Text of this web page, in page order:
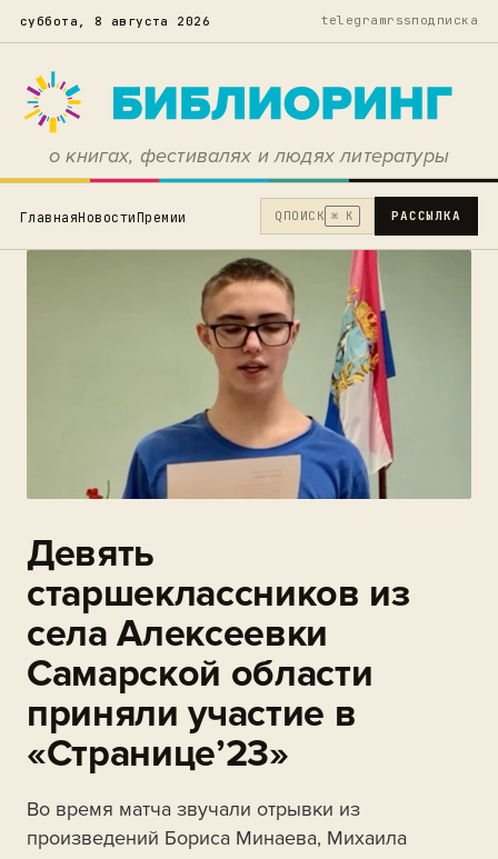
суббота, 8 августа 2026 telegramrssподписка
о книгах, фестивалях и людях литературы
ГлавнаяНовостиПремии Q ПОИСК ⌘ K РАССЫЛКА
Девять
старшеклассников из
села Алексеевки
Самарской области
приняли участие в
«Странице’23»
Во время матча звучали отрывки из
произведений Бориса Минаева, Михаила